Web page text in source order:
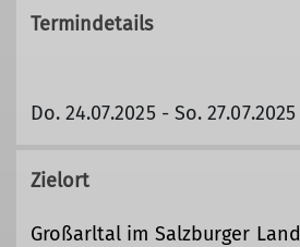
Termindetails
Do. 24.07.2025 - So. 27.07.2025
Zielort
Großarltal im Salzburger Land